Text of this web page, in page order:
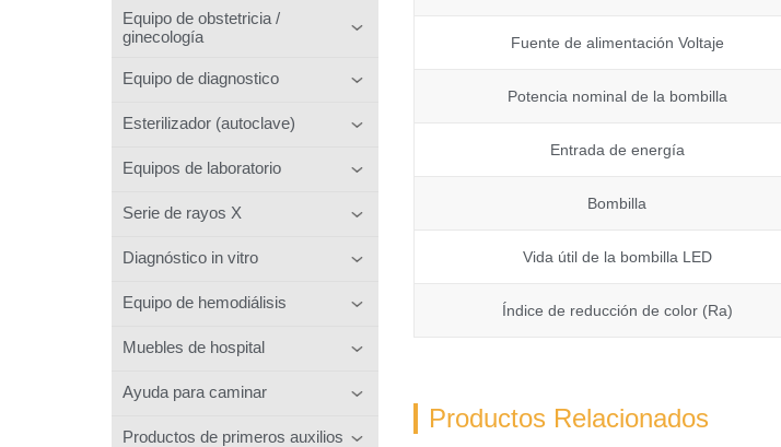
Equipo de obstetricia /
ginecología
Equipo de diagnostico
Esterilizador (autoclave)
Equipos de laboratorio
Serie de rayos X
Diagnóstico in vitro
Equipo de hemodiálisis
Muebles de hospital
Ayuda para caminar
Productos de primeros auxilios
Fuente de alimentación Voltaje
Potencia nominal de la bombilla
Entrada de energía
Bombilla
Vida útil de la bombilla LED
Índice de reducción de color (Ra)
Productos Relacionados